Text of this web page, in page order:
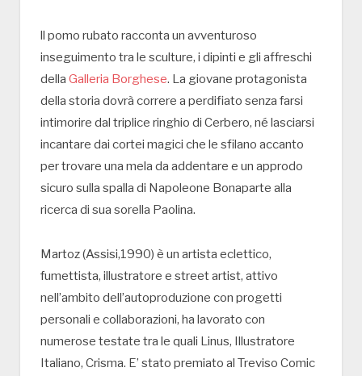
ll pomo rubato racconta un avventuroso
inseguimento tra le sculture, i dipinti e gli affreschi
della Galleria Borghese. La giovane protagonista
della storia dovrà correre a perdifiato senza farsi
intimorire dal triplice ringhio di Cerbero, né lasciarsi
incantare dai cortei magici che le sfilano accanto
per trovare una mela da addentare e un approdo
sicuro sulla spalla di Napoleone Bonaparte alla
ricerca di sua sorella Paolina.
Martoz (Assisi,1990) è un artista eclettico,
fumettista, illustratore e street artist, attivo
nell’ambito dell’autoproduzione con progetti
personali e collaborazioni, ha lavorato con
numerose testate tra le quali Linus, Illustratore
Italiano, Crisma. E’ stato premiato al Treviso Comic